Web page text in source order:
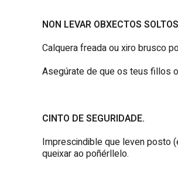
NON LEVAR OBXECTOS
Calquera freada ou xiro brusco
Asegúrate de que os teus fillos
CINTO DE SEGURIDADE.
Imprescindible que leven posto
queixar ao poñérllelo.